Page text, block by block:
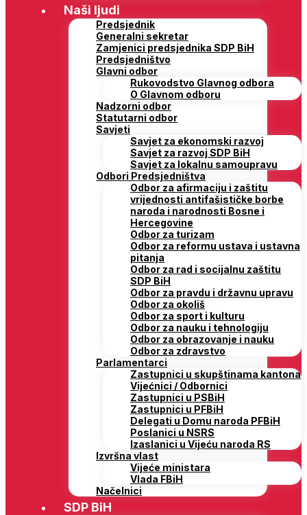
Naši ljudi
Predsjednik
Generalni sekretar
Zamjenici predsjednika SDP BiH
Predsjedništvo
Glavni odbor
Rukovodstvo Glavnog odbora
O Glavnom odboru
Nadzorni odbor
Statutarni odbor
Savjeti
Savjet za ekonomski razvoj
Savjet za razvoj SDP BiH
Savjet za lokalnu samoupravu
Odbori Predsjedništva
Odbor za afirmaciju i zaštitu
vrijednosti antifašističke borbe
naroda i narodnosti Bosne i
Hercegovine
Odbor za turizam
Odbor za reformu ustava i ustavna
pitanja
Odbor za rad i socijalnu zaštitu
SDP BiH
Odbor za pravdu i državnu upravu
Odbor za okoliš
Odbor za sport i kulturu
Odbor za nauku i tehnologiju
Odbor za obrazovanje i nauku
Odbor za zdravstvo
Parlamentarci
Zastupnici u skupštinama kantona
Vijećnici / Odbornici
Zastupnici u PSBiH
Zastupnici u PFBiH
Delegati u Domu naroda PFBiH
Poslanici u NSRS
Izaslanici u Vijeću naroda RS
Izvršna vlast
Vijeće ministara
Vlada FBiH
Načelnici
SDP BiH